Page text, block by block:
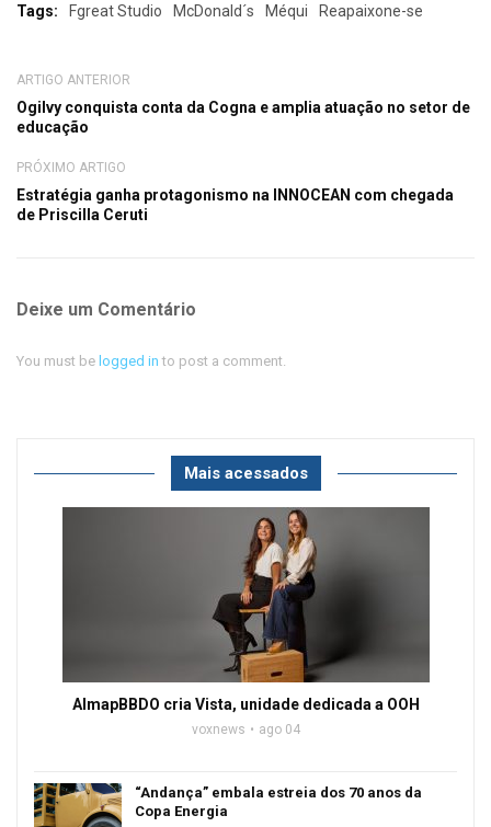
Tags: Fgreat Studio McDonald´s Méqui Reapaixone-se
ARTIGO ANTERIOR
Ogilvy conquista conta da Cogna e amplia atuação no setor de
educação
PRÓXIMO ARTIGO
Estratégia ganha protagonismo na INNOCEAN com chegada
de Priscilla Ceruti
Deixe um Comentário
You must be logged in to post a comment.
Mais acessados
AlmapBBDO cria Vista, unidade dedicada a OOH
voxnews ago 04
“Andança” embala estreia dos 70 anos da
Copa Energia